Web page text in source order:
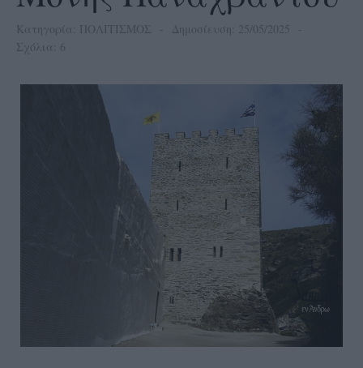
Κατηγορία: ΠΟΛΙΤΙΣΜΟΣ
Δημοσίευση: 25/05/2025
Σχόλια: 6